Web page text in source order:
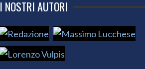
I NOSTRI AUTORI